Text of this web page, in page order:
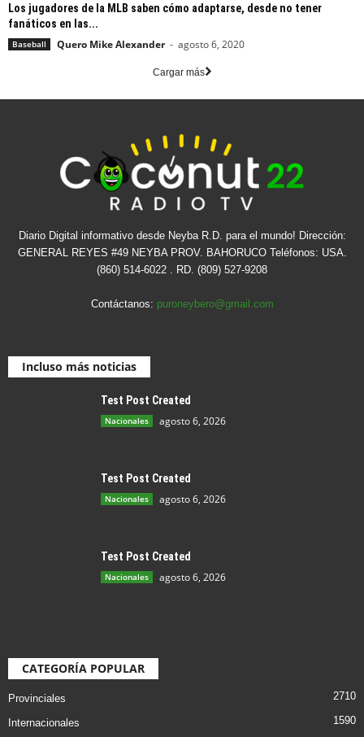
Los jugadores de la MLB saben cómo adaptarse, desde no tener
fanáticos en las...
Baseball Quero Mike Alexander - agosto 6, 2020
Cargar más
Diario Digital informativo desde Neyba R.D. para el mundo! Dirección:
GENERAL REYES #49 NEYBA PROV. BAHORUCO Teléfonos: USA.
(860) 514-6022 . RD. (809) 527-9208
Contáctanos: puroneybero@gmail.com
Incluso más noticias
Test Post Created
Nacionales agosto 6, 2026
Test Post Created
Nacionales agosto 6, 2026
Test Post Created
Nacionales agosto 6, 2026
CATEGORÍA POPULAR
Provinciales 2710
Internacionales 1590